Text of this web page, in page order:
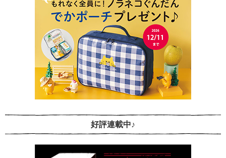
好評連載中♪